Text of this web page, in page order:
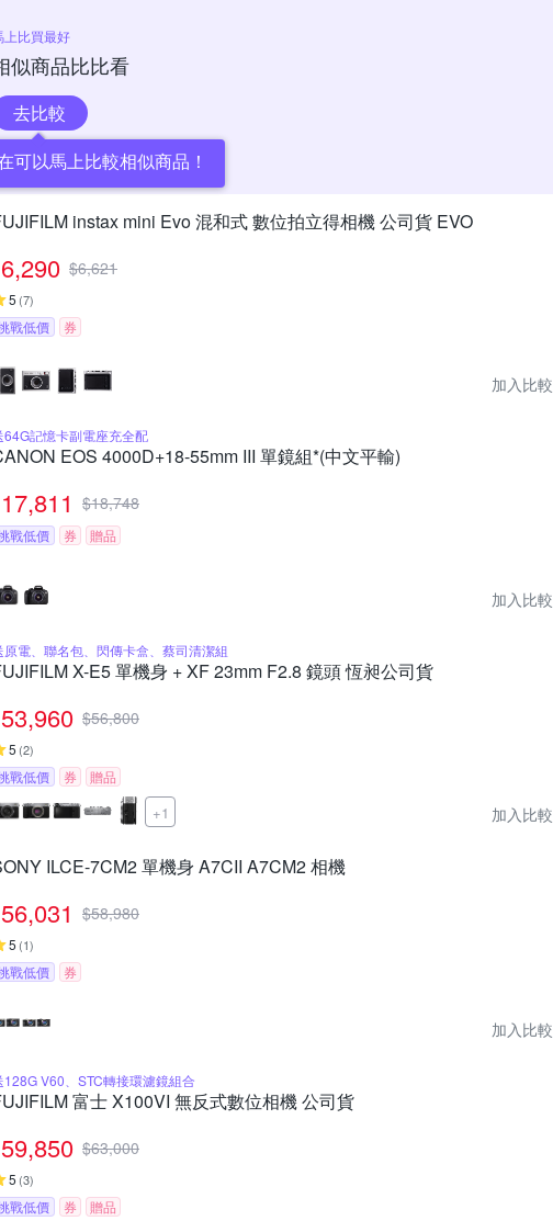
上比買最好
似商品比比看
去比較
可以馬上比較相似商品！
instax mini Evo 混和式 數位拍立得相機 公司貨 EVO
6,290 $6,621
5 (7)
戰低價 券
加入比較
64G記憶卡副電座充全配
EOS 4000D+18-55mm III 單鏡組*(中文平輸)
17,811 $18,748
戰低價 券 贈品
加入比較
原電、聯名包、閃傳卡盒、蔡司清潔組
X-E5 單機身 + XF 23mm F2.8 鏡頭 恆昶公司貨
53,960 $56,800
5 (2)
戰低價 券 贈品
+1 加入比較
ILCE-7CM2 單機身 A7CII A7CM2 相機
56,031 $58,980
5 (1)
戰低價 券
加入比較
128G V60、STC轉接環濾鏡組合
富士 X100VI 無反式數位相機 公司貨
59,850 $63,000
5 (3)
戰低價 券 贈品